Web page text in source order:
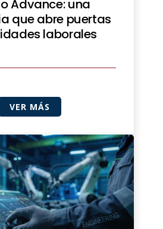
Advance: una
que abre puertas
laborales
VER MÁS